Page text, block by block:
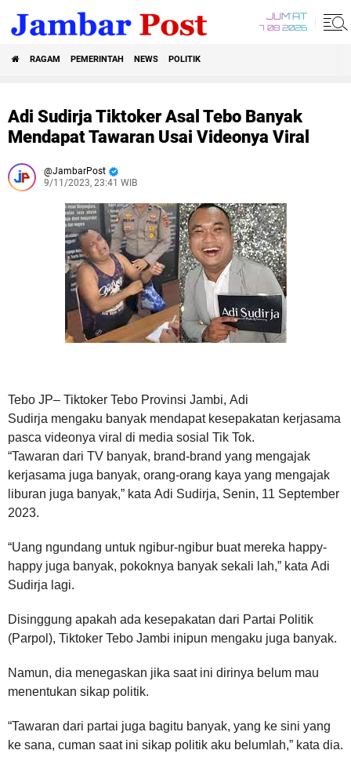
JUM'AT
7 08 2026
RAGAM PEMERINTAH NEWS POLITIK
Adi Sudirja Tiktoker Asal Tebo Banyak
Mendapat Tawaran Usai Videonya Viral
JambarPost
9/11/2023, 23:41 WIB
Tebo JP– Tiktoker Tebo Provinsi Jambi, Adi
Sudirja mengaku banyak mendapat kesepakatan kerjasama
pasca videonya viral di media sosial Tik Tok.
“Tawaran dari TV banyak, brand-brand yang mengajak
kerjasama juga banyak, orang-orang kaya yang mengajak
liburan juga banyak,” kata Adi Sudirja, Senin, 11 September
2023.
“Uang ngundang untuk ngibur-ngibur buat mereka happy-
happy juga banyak, pokoknya banyak sekali lah,” kata Adi
Sudirja lagi.
Disinggung apakah ada kesepakatan dari Partai Politik
(Parpol), Tiktoker Tebo Jambi inipun mengaku juga banyak.
Namun, dia menegaskan jika saat ini dirinya belum mau
menentukan sikap politik.
“Tawaran dari partai juga bagitu banyak, yang ke sini yang
ke sana, cuman saat ini sikap politik aku belumlah,” kata dia.